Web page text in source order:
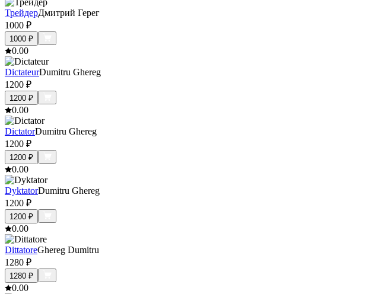
ТрейдерДмитрий Герег
1000 ₽
1000 ₽
0.00
DictateurDumitru Ghereg
1200 ₽
1200 ₽
0.00
DictatorDumitru Ghereg
1200 ₽
1200 ₽
0.00
DyktatorDumitru Ghereg
1200 ₽
1200 ₽
0.00
DittatoreGhereg Dumitru
1280 ₽
1280 ₽
0.00